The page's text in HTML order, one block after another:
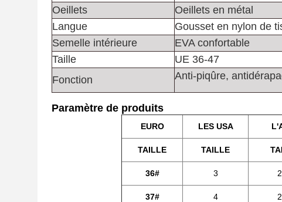
Oeillets
Oeillets en métal
Langue
Gousset en nylon de
Semelle intérieure
EVA confortable
Taille
UE 36-47
Fonction
Anti-piqûre,
Paramètre de produits
EURO LES USA
TAILLE TAILLE
36# 3
37# 4